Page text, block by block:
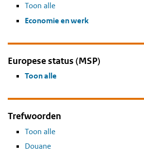
Toon alle
Economie en werk
Europese status (MSP)
Toon alle
Trefwoorden
Toon alle
Douane